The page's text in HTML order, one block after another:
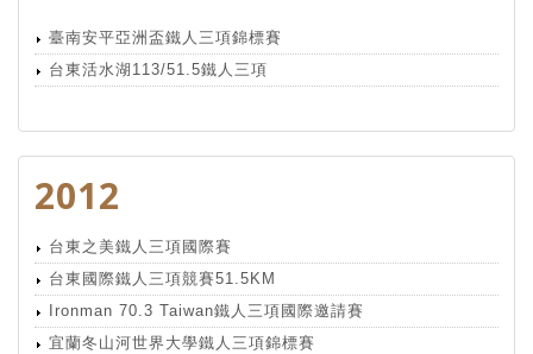
臺南安平亞洲盃鐵人三項錦標賽
台東活水湖113/51.5鐵人三項
2012
台東之美鐵人三項國際賽
台東國際鐵人三項競賽51.5KM
Ironman 70.3 Taiwan鐵人三項國際邀請賽
宜蘭冬山河世界大學鐵人三項錦標賽